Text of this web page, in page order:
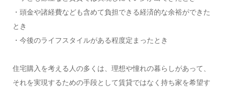
・頭金や諸経費なども含めて負担できる経済的な余裕ができた
とき
・今後のライフスタイルがある程度定まったとき
住宅購入を考える人の多くは、理想や憧れの暮らしがあって、
それを実現するための手段として賃貸ではなく持ち家を希望す